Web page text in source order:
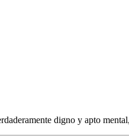
digno y apto